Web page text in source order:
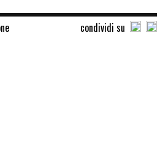
condividi su